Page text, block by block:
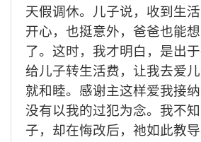
天假调休。儿子说，收到生
开心，也挺意外，爸爸也能
了。这时，我才明白，是出
给儿子转生活费，让我去爱
就和睦。感谢主这样爱我接纳
没有以我的过犯为念。我不
子，却在悔改后，祂如此教